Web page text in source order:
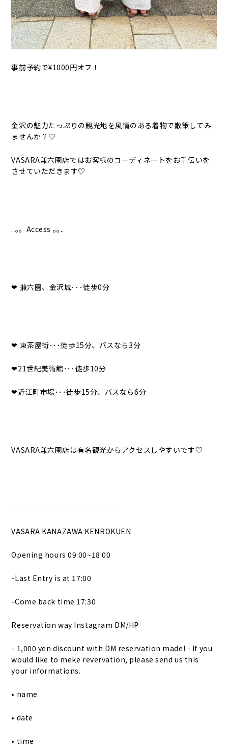
事前予約で¥1000円オフ！
金沢の魅力たっぷりの観光地を風情のある着物で散策してみ
ませんか？♡
VASARA兼六園店ではお客様のコーディネートをお手伝いを
させていただきます♡
..｡。Access ｡｡..
❤︎ 兼六園、金沢城･･･徒歩0分
❤︎ 東茶屋街･･･徒歩15分、バスなら3分
❤︎21世紀美術館･･･徒歩10分
❤︎近江町市場･･･徒歩15分、バスなら6分
VASARA兼六園店は有名観光からアクセスしやすいです♡
┈┈┈┈┈┈┈┈┈┈┈┈┈┈┈
VASARA KANAZAWA KENROKUEN
Opening hours 09:00~18:00
-Last Entry is at 17:00
-Come back time 17:30
Reservation way Instagram DM/HP
- 1,000 yen discount with DM reservation made! - If you
would like to meke revervation, please send us this
your informations.
• name
• date
• time